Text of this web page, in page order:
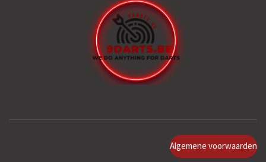
Algemene voorwaarden